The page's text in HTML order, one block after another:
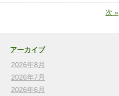
次 »
アーカイブ
2026年8月
2026年7月
2026年6月